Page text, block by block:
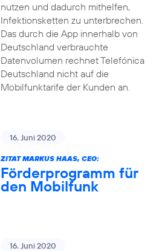
nutzen und dadurch mithelfen,
Infektionsketten zu unterbrechen.
Das durch die App innerhalb von
Deutschland verbrauchte
Datenvolumen rechnet Telefónica
Deutschland nicht auf die
Mobilfunktarife der Kunden an.
16. Juni 2020
ZITAT MARKUS HAAS, CEO:
Förderprogramm für
den Mobilfunk
16. Juni 2020